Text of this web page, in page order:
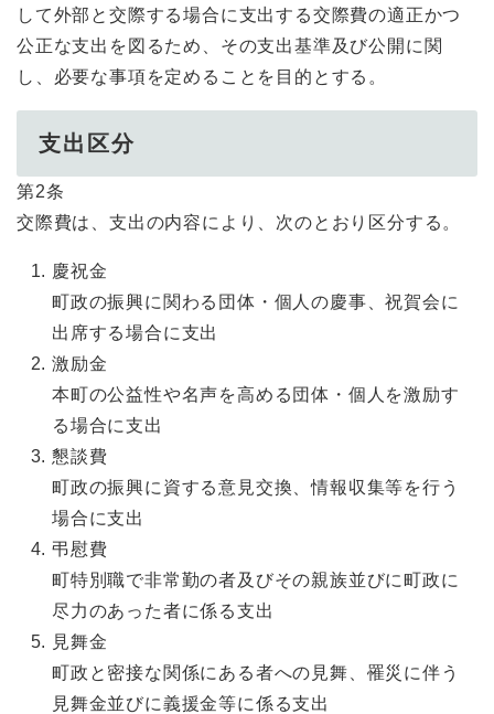
して外部と交際する場合に支出する交際費の適正かつ
公正な支出を図るため、その支出基準及び公開に関
し、必要な事項を定めることを目的とする。
支出区分
第2条
交際費は、支出の内容により、次のとおり区分する。
慶祝金
町政の振興に関わる団体・個人の慶事、祝賀会に
出席する場合に支出
激励金
本町の公益性や名声を高める団体・個人を激励す
る場合に支出
懇談費
町政の振興に資する意見交換、情報収集等を行う
場合に支出
弔慰費
町特別職で非常勤の者及びその親族並びに町政に
尽力のあった者に係る支出
見舞金
町政と密接な関係にある者への見舞、罹災に伴う
見舞金並びに義援金等に係る支出